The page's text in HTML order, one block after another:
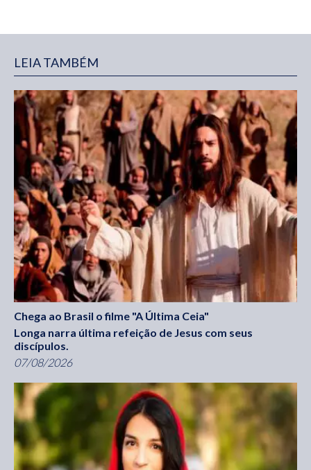
LEIA TAMBÉM
Chega ao Brasil o filme "A Última Ceia"
Longa narra última refeição de Jesus com seus
discípulos.
07/08/2026